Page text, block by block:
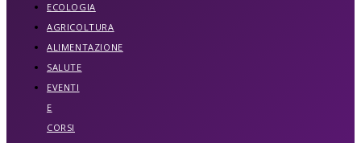
ECOLOGIA
AGRICOLTURA
ALIMENTAZIONE
SALUTE
EVENTI
E
CORSI